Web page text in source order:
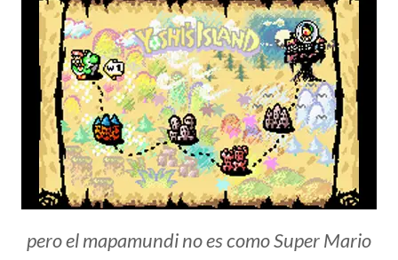
pero el mapamundi no es como Super Mario